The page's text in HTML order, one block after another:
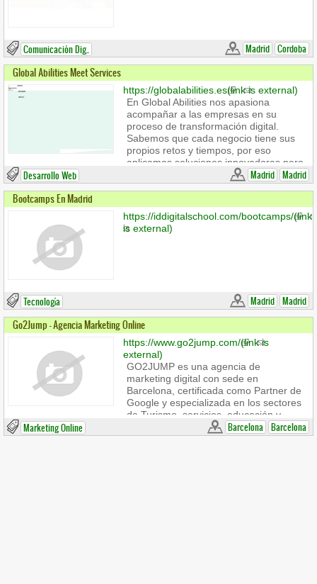
Madrid Cordoba
Comunicación Dig..
Global Abilities Meet Services
https://globalabilities.es(link is external)
En Global Abilities nos apasiona
acompañar a las empresas en su
proceso de transformación digital.
Sabemos que cada negocio tiene sus
propios retos y tiempos, por eso
aplicamos soluciones innovadoras pero
también flexibles, adaptadas a lo que
realmente necesita cada cliente.
y medianas empresas que buscan algo
más que un proveedor técnico: buscan
un equipo comprometido, con
Madrid Madrid
Desarrollo Web
Bootcamps En Madrid
https://iddigitalschool.com/bootcamps/(link
is external)
Madrid Madrid
Tecnología
Go2Jump - Agencia Marketing Online
https://www.go2jump.com/(link is
external)
GO2JUMP es una agencia de
marketing digital con sede en
Barcelona, certificada como Partner de
Google y especializada en los sectores
de Turismo, servicios, educación y
Barcelona Barcelona
Marketing Online